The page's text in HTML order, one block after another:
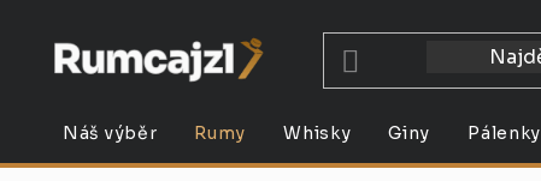
Náš výběr Rumy Whisky Giny Pálenky